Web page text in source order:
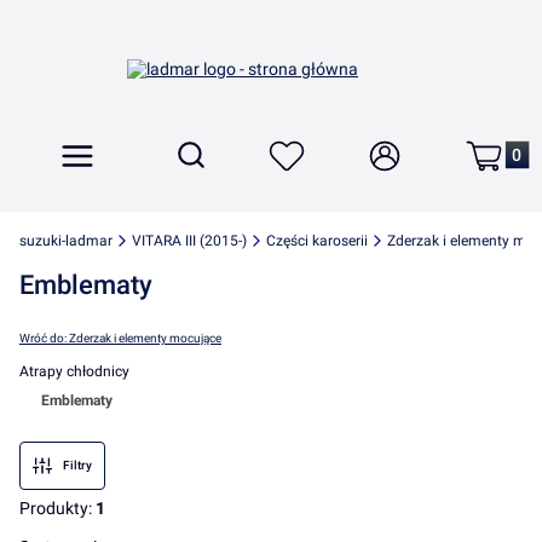
Menu Otwórz wyszukiwarkę
Szukaj Ulubione Zaloguj się Koszyk
suzuki-ladmar VITARA III (2015-) Części karoserii Zderzak i elementy
Emblematy
Wróć do: Zderzak i elementy mocujące
Atrapy chłodnicy
Emblematy
Filtry
Produkty: 1